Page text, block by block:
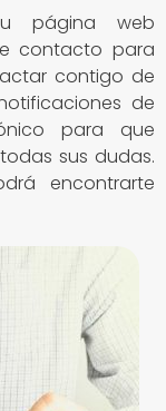
página web
contacto para
contigo de
de
para que
sus dudas.
encontrarte